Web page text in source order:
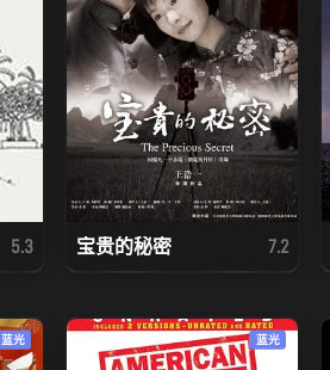
5.3 宝贵的秘密 7.2
蓝光 蓝光